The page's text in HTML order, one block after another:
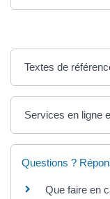
Textes de
Services en ligne
Questions ?
Que faire en